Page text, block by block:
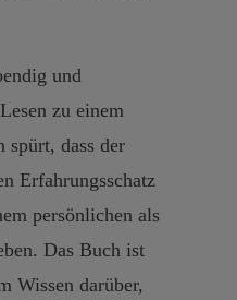
und
zu einem
spürt, dass der
Erfahrungsschatz
persönlichen als
Das Buch ist
Wissen darüber,